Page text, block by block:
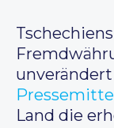
Land die